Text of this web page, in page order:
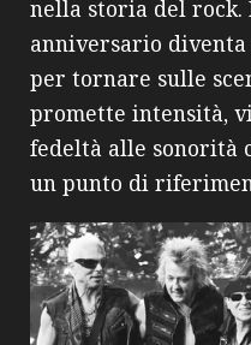
nella storia del rock.
anniversario diventa
per tornare sulle
promette intensità,
fedeltà alle sonorità
un punto di